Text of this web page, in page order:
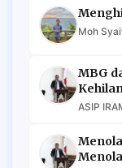
Moh
MBG
ASIP